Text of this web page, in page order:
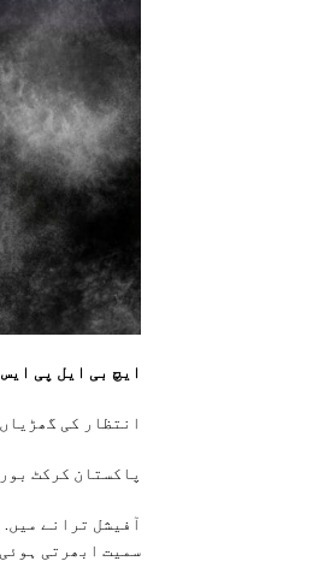
ایچ بی ایل پی ایس ایل سیزن 10 کے آفیشل
انتظار کی
پاکستان کرکٹ
آفیشل ترانے
سمیت ابھرتی